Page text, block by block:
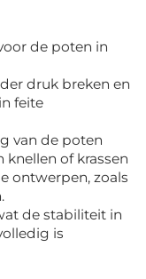
de poten in
druk breken en
feite
van de poten
of krassen
ontwerpen, zoals
de stabiliteit in
is